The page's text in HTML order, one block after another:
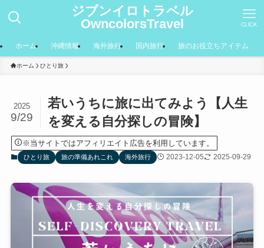
ジブンイロトラベル
OwncolorsTravel
CLICK
ホーム 沖縄情報 海外旅行 国内旅行 旅のお役立ちアイテム
ホーム ひとり旅
若いうちに旅に出てみよう【人生
を変える自分探しの冒険】
2025
9/29
※当サイトではアフィリエイト広告を利用しています。
ひとり旅 旅の準備あれこれ 海外旅行 2023-12-05 2025-09-29